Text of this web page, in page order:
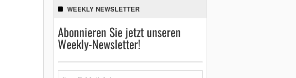
WEEKLY NEWSLETTER
Abonnieren Sie jetzt unseren
Weekly-Newsletter!